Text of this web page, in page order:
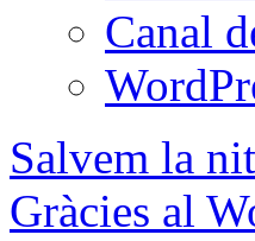
Canal
Salvem la nit
Gràcies al